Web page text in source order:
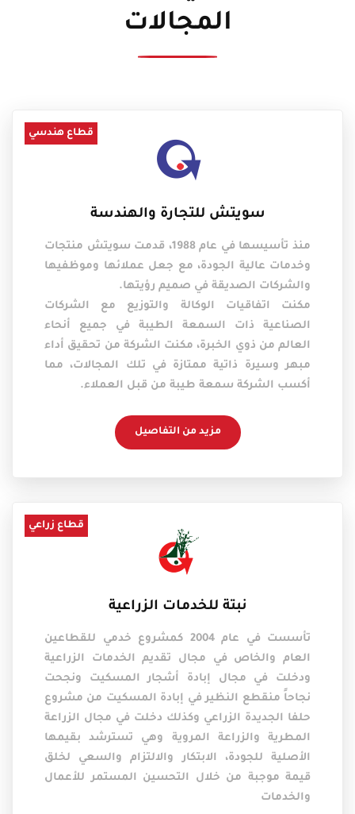
المجالات
قطاع هندسي
سويتش للتجارة والهندسة
منذ تأسيسها في عام 1988، قدمت سويتش منتجات
وخدمات عالية الجودة، مع جعل عملائها وموظفيها
والشركات الصديقة في صميم رؤيتها.
مكنت اتفاقيات الوكالة والتوزيع مع الشركات
الصناعية ذات السمعة الطيبة في جميع أنحاء
العالم من ذوي الخبرة، مكنت الشركة من تحقيق أداء
مبهر وسيرة ذاتية ممتازة في تلك المجالات، مما
أكسب الشركة سمعة طيبة من قبل العملاء.
مزيد من التفاصيل
قطاع زراعي
نبتة للخدمات الزراعية
تأسست في عام 2004 كمشروع خدمي للقطاعين
العام والخاص في مجال تقديم الخدمات الزراعية
ودخلت في مجال إبادة أشجار المسكيت ونجحت
نجاحاً منقطع النظير في إبادة المسكيت من مشروع
حلفا الجديدة الزراعي وكذلك دخلت في مجال الزراعة
المطرية والزراعة المروية وهي تسترشد بقيمها
الأصلية للجودة، الابتكار والالتزام والسعي لخلق
قيمة موجبة من خلال التحسين المستمر للأعمال
والخدمات